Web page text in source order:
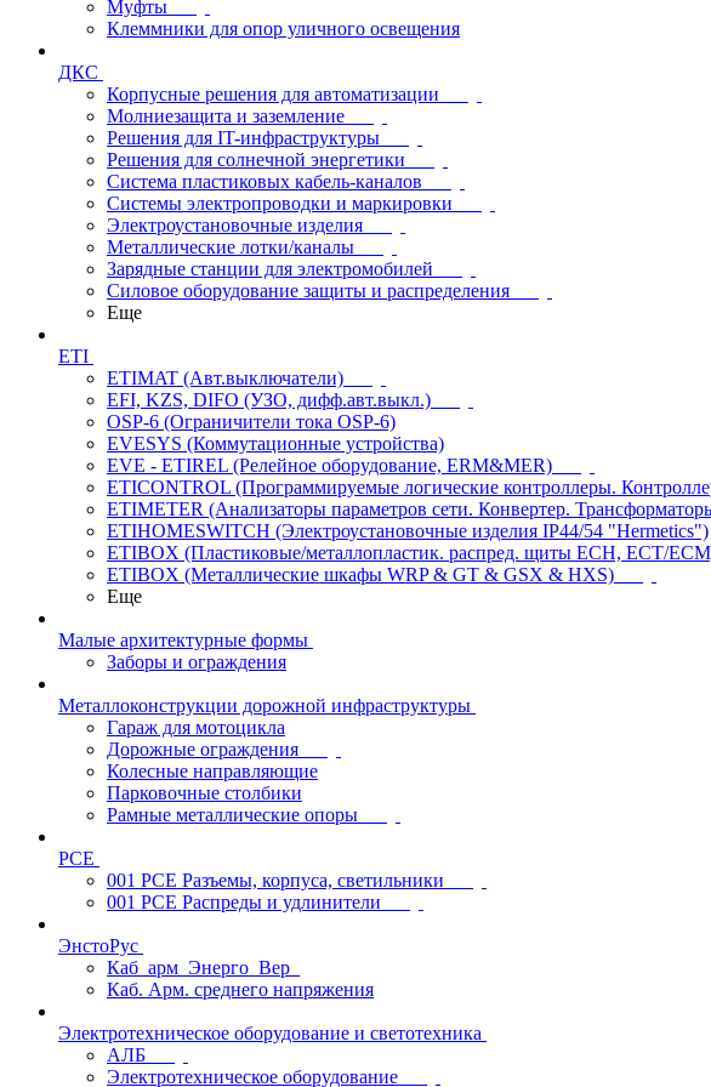
Муфты
Клеммники для опор уличного освещения
ДКС
Корпусные решения для автоматизации
Молниезащита и заземление
Решения для IT-инфраструктуры
Решения для солнечной энергетики
Система пластиковых кабель-каналов
Системы электропроводки и маркировки
Электроустановочные изделия
Металлические лотки/каналы
Зарядные станции для электромобилей
Силовое оборудование защиты и распределения
Еще
ETI
ETIMAT (Авт.выключатели)
EFI, KZS, DIFO (УЗО, дифф.авт.выкл.)
OSP-6 (Ограничители тока OSP-6)
EVESYS (Коммутационные устройства)
EVE - ETIREL (Релейное оборудование, ERM&MER)
ETICONTROL (Программируемые логические контроллеры.
ETIMETER (Анализаторы параметров сети. Конвертер.
ETIHOMESWITCH (Электроустановочные изделия IP44/54 "Hermetics")
ETIBOX (Пластиковые/металлопластик. распред. щиты ECH, ECT/
ETIBOX (Металлические шкафы WRP & GT & GSX & HXS)
Еще
Малые архитектурные формы
Заборы и ограждения
Металлоконструкции дорожной инфраструктуры
Гараж для мотоцикла
Дорожные ограждения
Колесные направляющие
Парковочные столбики
Рамные металлические опоры
PCE
001 PCE Разъемы, корпуса, светильники
001 PCE Распреды и удлинители
ЭнстоРус
Каб_арм_Энерго_Вер_
Каб. Арм. среднего напряжения
Электротехническое оборудование и светотехника
АЛБ
Электротехническое оборудование